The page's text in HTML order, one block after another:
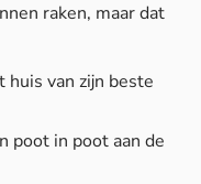
raken, maar dat
huis van zijn beste
poot in poot aan de